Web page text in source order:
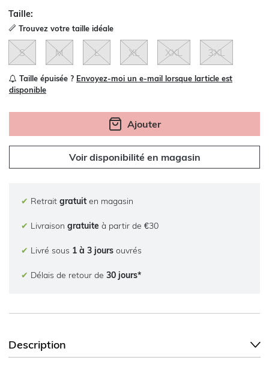
Taille:
Trouvez votre taille idéale
S M L XL XXL 3XL
Taille épuisée ? Envoyez-moi un e-mail lorsque larticle est
disponible
Ajouter
Voir disponibilité en magasin
✔ Retrait gratuit en magasin
✔ Livraison gratuite à partir de €30
✔ Livré sous 1 à 3 jours ouvrés
✔ Délais de retour de 30 jours*
Description